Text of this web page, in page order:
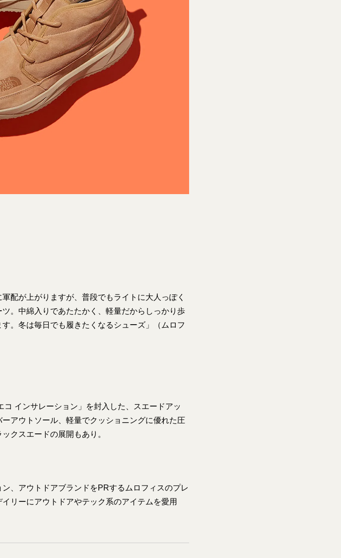
配が上がりますが、普段でもライトに大人っぽく
。中綿入りであたたかく、軽量だからしっかり歩
。冬は毎日でも履きたくなるシューズ」（ムロフ
インサレーション」を封入した、スエードアッ
アウトソール、軽量でクッショニングに優れた圧
クスエードの展開もあり。
、アウトドアブランドをPRするムロフィスのプレ
リーにアウトドアやテック系のアイテムを愛用